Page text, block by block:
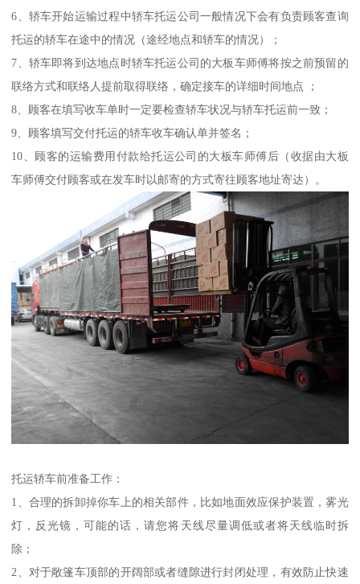
6、轿车开始运输过程中轿车托运公司一般情况下会有负责顾客查询
托运的轿车在途中的情况（途经地点和轿车的情况）；
7、轿车即将到达地点时轿车托运公司的大板车师傅将按之前预留的
联络方式和联络人提前取得联络，确定接车的详细时间地点 ；
8、顾客在填写收车单时一定要检查轿车状况与轿车托运前一致；
9、顾客填写交付托运的轿车收车确认单并签名；
10、顾客的运输费用付款给托运公司的大板车师傅后（收据由大板
车师傅交付顾客或在发车时以邮寄的方式寄往顾客地址寄达）。
托运轿车前准备工作：
1、合理的拆卸掉你车上的相关部件，比如地面效应保护装置，雾光
灯，反光镜，可能的话，请您将天线尽量调低或者将天线临时拆
除；
2、对于敞篷车顶部的开阔部或者缝隙进行封闭处理，有效防止快速